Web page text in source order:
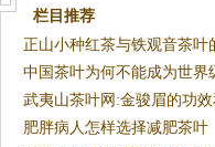
栏目推荐
正山小种红茶与铁观音茶叶
中国茶叶为何不能成为世界
武夷山茶叶网:金骏眉的功
肥胖病人怎样选择减肥茶叶